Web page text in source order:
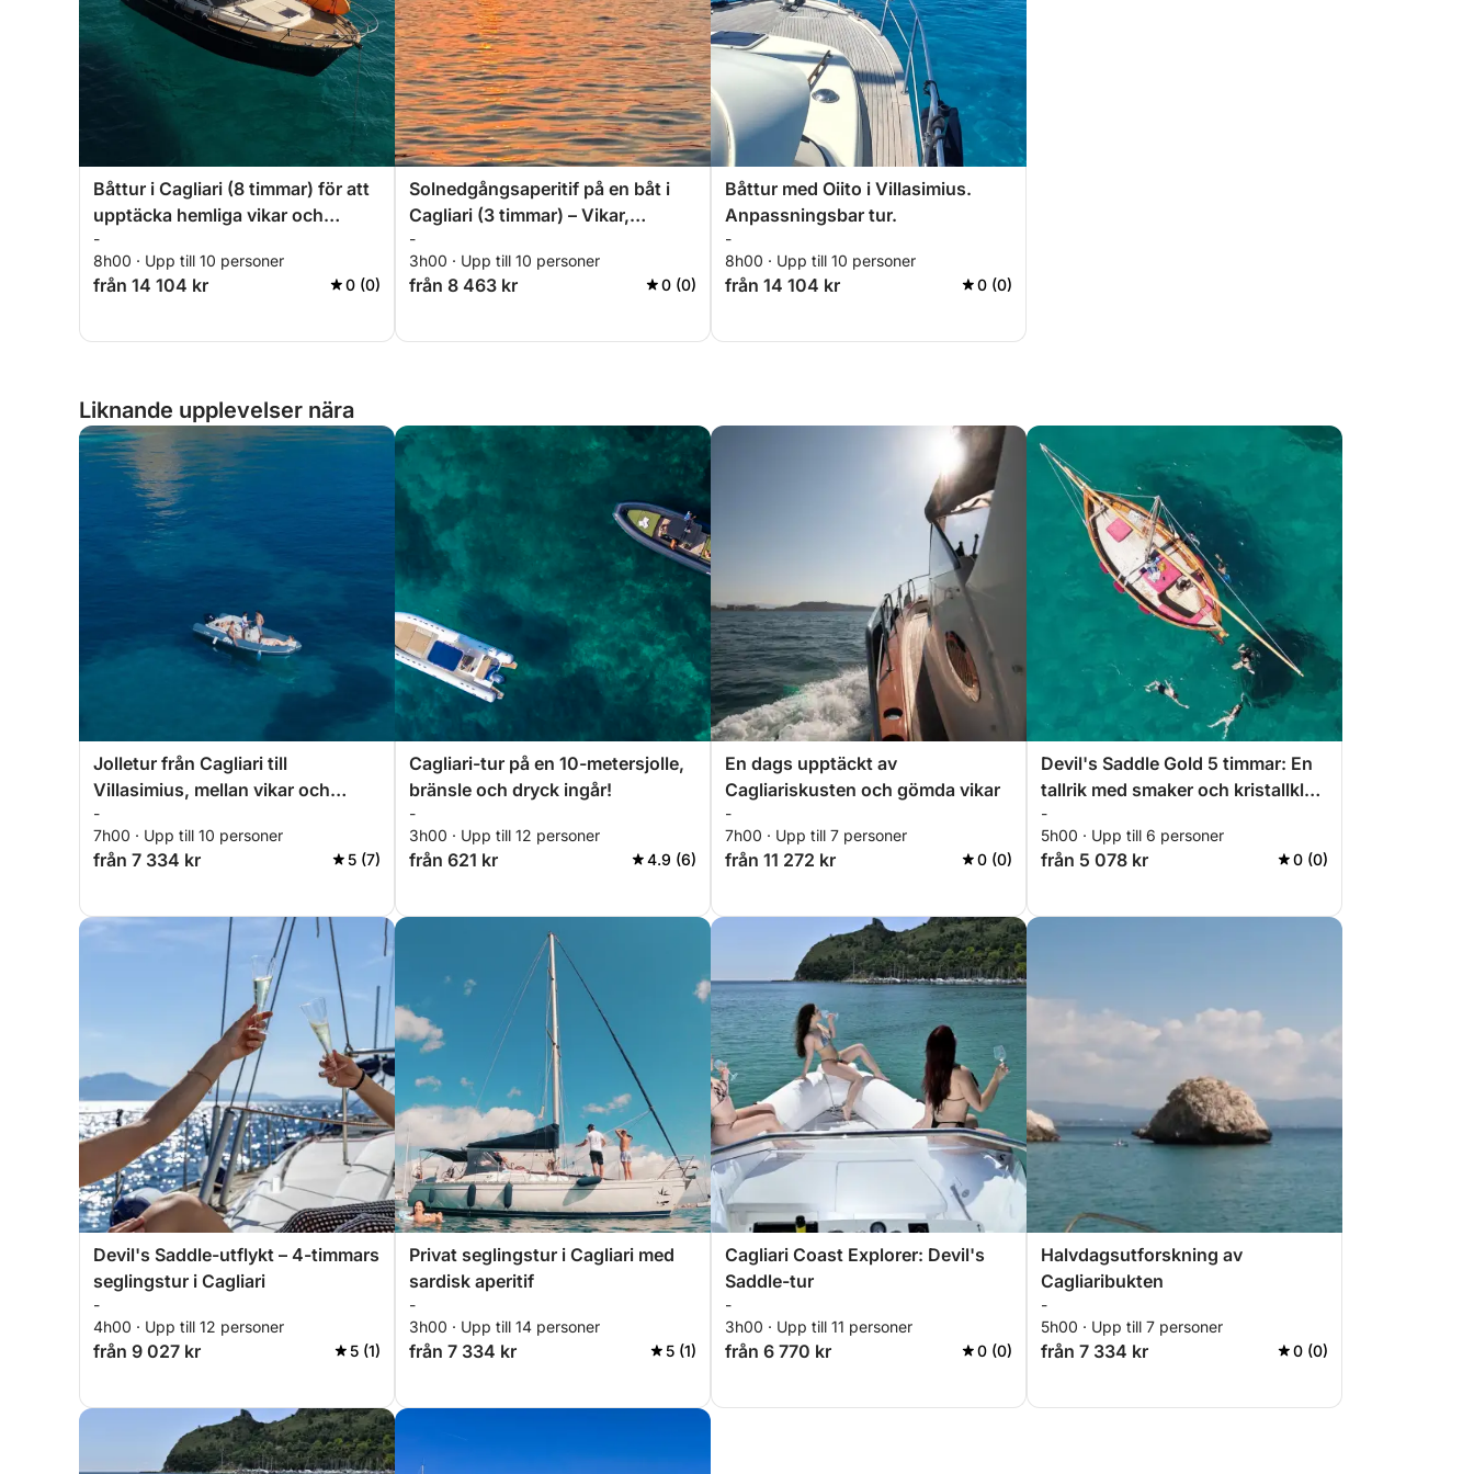
Båttur i Cagliari (8 timmar) för att
upptäcka hemliga vikar och
koppla av till sjöss.
Anpassningsbar tur.
-
8h00 · Upp till 10 personer
från 14 104 kr 0 (0)
Solnedgångsaperitif på en båt i
Cagliari (3 timmar) – Vikar,
avkoppling och drinkar
-
3h00 · Upp till 10 personer
från 8 463 kr 0 (0)
Båttur med Oiito i Villasimius.
Anpassningsbar tur.
-
8h00 · Upp till 10 personer
från 14 104 kr 0 (0)
Liknande upplevelser nära
Jolletur från Cagliari till
Villasimius, mellan vikar och
kristallklart hav
-
7h00 · Upp till 10 personer
från 7 334 kr 5 (7)
Cagliari-tur på en 10-metersjolle,
bränsle och dryck ingår!
-
3h00 · Upp till 12 personer
från 621 kr 4.9 (6)
En dags upptäckt av
Cagliariskusten och gömda vikar
-
7h00 · Upp till 7 personer
från 11 272 kr 0 (0)
Devil's Saddle Gold 5 timmar: En
tallrik med smaker och kristallklart
hav
-
5h00 · Upp till 6 personer
från 5 078 kr 0 (0)
Devil's Saddle-utflykt – 4-timmars
seglingstur i Cagliari
-
4h00 · Upp till 12 personer
från 9 027 kr 5 (1)
Privat seglingstur i Cagliari med
sardisk aperitif
-
3h00 · Upp till 14 personer
från 7 334 kr 5 (1)
Cagliari Coast Explorer: Devil's
Saddle-tur
-
3h00 · Upp till 11 personer
från 6 770 kr 0 (0)
Halvdagsutforskning av
Cagliaribukten
-
5h00 · Upp till 7 personer
från 7 334 kr 0 (0)